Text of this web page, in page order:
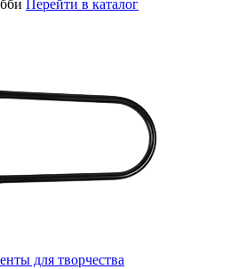
Перейти в каталог
для творчества